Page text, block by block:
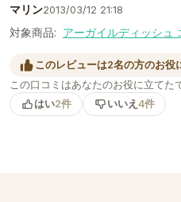
マリン2013/03/12 21:18
対象商品: アーガイルディッシュ
このレビューは2名の方のお役
この口コミはあなたのお役に立てた
はい2件 いいえ 4件